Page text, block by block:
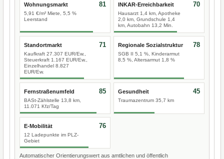
Wohnungsmarkt
5,91 €/m² Miete, 5,5 %
Leerstand
81 INKAR-Erreichbarkeit
Hausarzt 1,4 km, Apotheke
2,0 km, Grundschule 1,4
km, Autobahn 13,2 Min.
70
Standortmarkt
Kaufkraft 27.307 EUR/Ew.,
Steuerkraft 1.167 EUR/Ew.,
Einzelhandel 8.827
EUR/Ew.
71 Regionale Sozialstruktur
SGB II 5,1 %, Kinderarmut
8,5 %, Altersarmut 1,8 %
78
Fernstraßenumfeld
BASt-Zählstelle 13,8 km,
11.071 Kfz/Tag
85 Gesundheit
Traumazentrum 35,7 km
45
E-Mobilität
12 Ladepunkte im PLZ-
Gebiet
76
Automatischer Orientierungswert aus amtlichen und öffentlich